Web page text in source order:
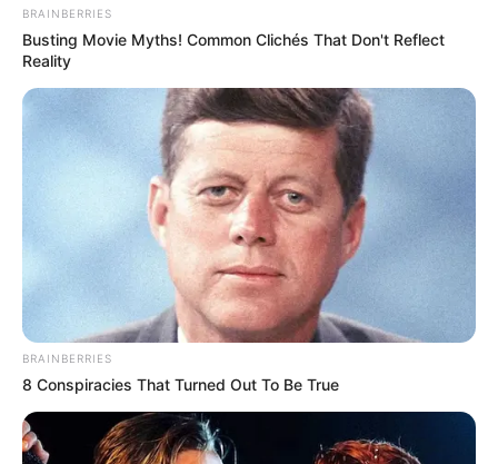
BRAINBERRIES
Busting Movie Myths! Common Clichés That Don't Reflect
Reality
BRAINBERRIES
8 Conspiracies That Turned Out To Be True